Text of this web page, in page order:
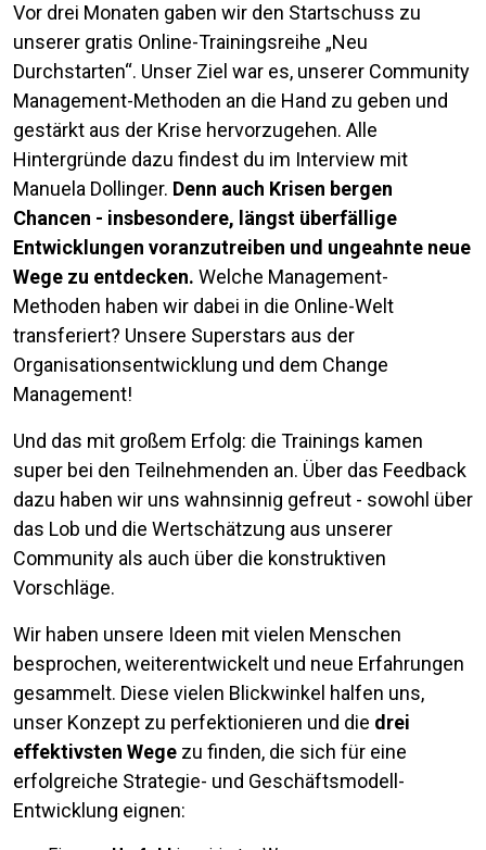
Vor drei Monaten gaben wir den Startschuss zu
unserer gratis Online-Trainingsreihe „Neu
Durchstarten“. Unser Ziel war es, unserer Community
Management-Methoden an die Hand zu geben und
gestärkt aus der Krise hervorzugehen. Alle
Hintergründe dazu findest du im Interview mit
Manuela Dollinger. Denn auch Krisen bergen
Chancen - insbesondere, längst überfällige
Entwicklungen voranzutreiben und ungeahnte neue
Wege zu entdecken. Welche Management-
Methoden haben wir dabei in die Online-Welt
transferiert? Unsere Superstars aus der
Organisationsentwicklung und dem Change
Management!
Und das mit großem Erfolg: die Trainings kamen
super bei den Teilnehmenden an. Über das Feedback
dazu haben wir uns wahnsinnig gefreut - sowohl über
das Lob und die Wertschätzung aus unserer
Community als auch über die konstruktiven
Vorschläge.
Wir haben unsere Ideen mit vielen Menschen
besprochen, weiterentwickelt und neue Erfahrungen
gesammelt. Diese vielen Blickwinkel halfen uns,
unser Konzept zu perfektionieren und die drei
effektivsten Wege zu finden, die sich für eine
erfolgreiche Strategie- und Geschäftsmodell-
Entwicklung eignen: